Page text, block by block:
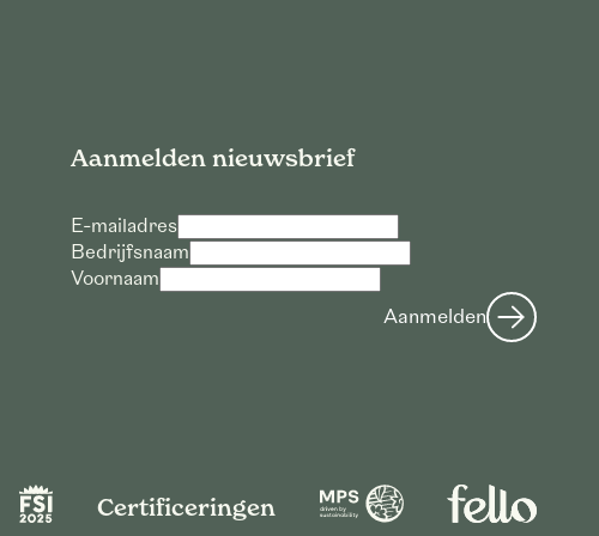
Aanmelden nieuwsbrief
E-mailadres
Bedrijfsnaam
Voornaam
Aanmelden
Certificeringen